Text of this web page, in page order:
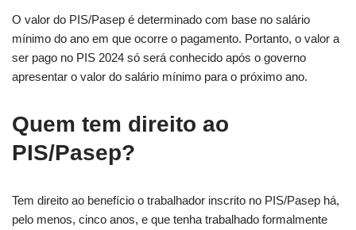
O valor do PIS/Pasep é determinado com base no salário
mínimo do ano em que ocorre o pagamento. Portanto, o valor a
ser pago no PIS 2024 só será conhecido após o governo
apresentar o valor do salário mínimo para o próximo ano.
Quem tem direito ao
PIS/Pasep?
Tem direito ao benefício o trabalhador inscrito no PIS/Pasep há,
pelo menos, cinco anos, e que tenha trabalhado formalmente